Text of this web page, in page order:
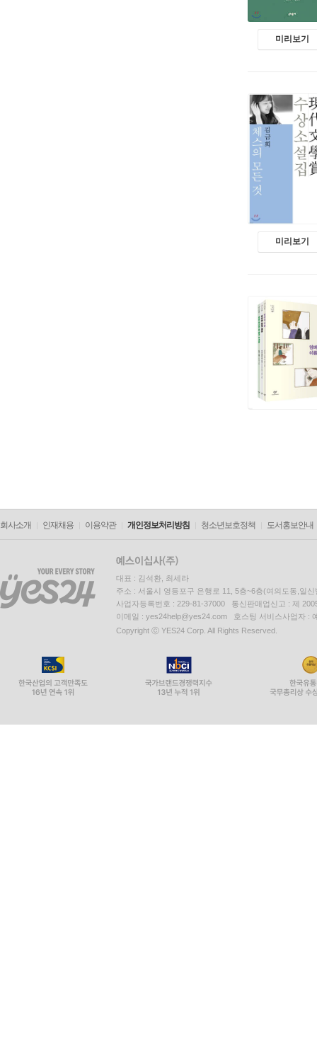
미리보기
미리보기
회사소개 인재채용 이용약관 개인정보처리방침 청소년보호정책 도서홍보안내
대표 : 김석환, 최세라
주소 : 서울시 영등포구 은행로 11, 5층~6층(여의도동,일신
사업자등록번호 : 229-81-37000 통신판매업신고 : 제
이메일 : yes24help@yes24.com 호스팅 서비스사업자 :
Copyright ⓒ YES24 Corp. All Rights Reserved.